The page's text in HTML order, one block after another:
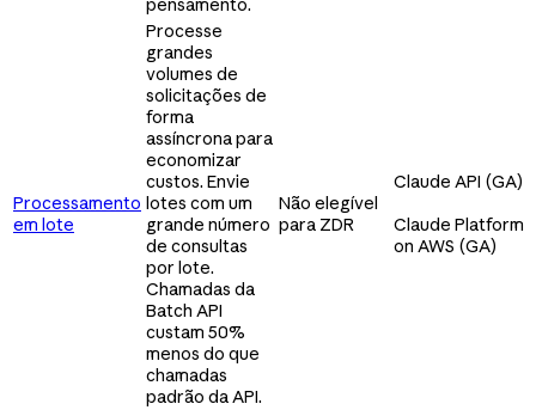
Processamento
em lote
Processe
grandes
volumes de
solicitações de
forma
assíncrona para
economizar
custos. Envie
lotes com um
grande número
de consultas
por lote.
Chamadas da
Batch API
custam 50%
menos do que
chamadas
padrão da API.
Não elegível
para ZDR
Claude API (GA)
Claude Platform
on AWS (GA)